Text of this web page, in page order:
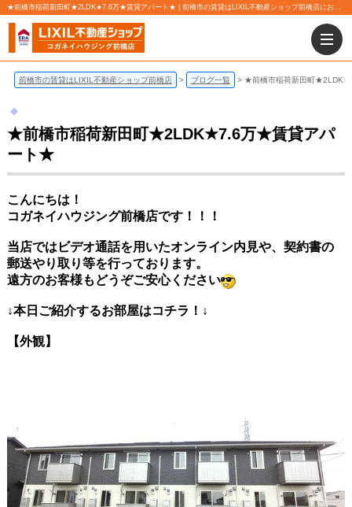
★前橋市稲荷新田町★2LDK★7.6万★賃貸アパート★ | 前橋市の賃貸はLIXIL不動産ショップ前橋店にお任せ下さい！
前橋市の賃貸はLIXIL不動産ショップ前橋店 ブログ一覧 ★前橋市稲荷新田町
★前橋市稲荷新田町★2LDK★7.6万★賃貸アパ
ート★
こんにちは！
コガネイハウジング前橋店です！！！
当店ではビデオ通話を用いたオンライン内見や、契約書の
郵送やり取り等を行っております。
遠方のお客様もどうぞご安心ください
↓本日ご紹介するお部屋はコチラ！↓
【外観】